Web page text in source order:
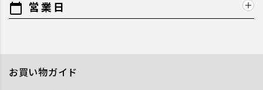
calendar_today 営業日
お買い物ガイド